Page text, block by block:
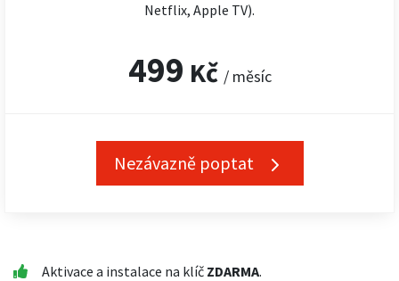
Netflix, Apple TV).
499 Kč / měsíc
Nezávazně poptat
Aktivace a instalace na klíč ZDARMA.